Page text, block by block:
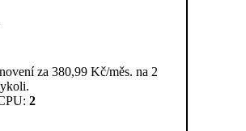
za 380,99 Kč/měs. na 2
2